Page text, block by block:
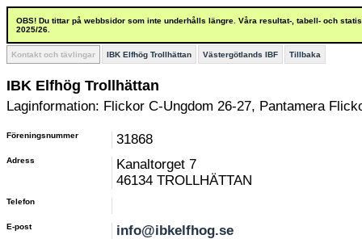
OBS! Du tittar på webbsidor som inte underhålls längre. Våra resultat-, tabell- och
2025/26.
Kontakt och tävlingar IBK Elfhög Trollhättan Västergötlands IBF Tillbaka
IBK Elfhög Trollhättan
Laginformation: Flickor C-Ungdom 26-27, Pantamera
Föreningsnummer 31868
Adress
Kanaltorget 7
46134 TROLLHÄTTAN
Telefon
E-post info@ibkelfhog.se